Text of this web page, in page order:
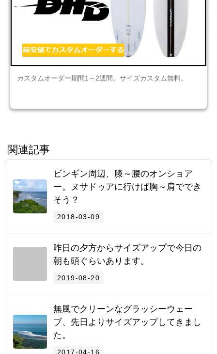
カスタムオーダー期間1～2週間。サイズカスタム無料。
関連記事
ビンギン周辺、膝～腰のオンショア
ー。ヌサドゥアに行けば胸～肩ででき
そう？
2018-03-09
昨日の夕方からサイズアップで今日の
朝も頭ぐらいあります。
2019-08-20
無風でクリーンなグラッシーウェー
ブ、先日よりサイズアップしてきまし
た。
2017-04-16